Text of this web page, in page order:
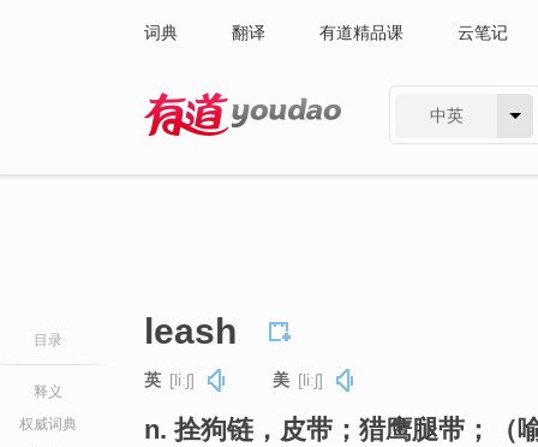
词典 翻译 有道精品课 云笔记
中英
目录
释义
权威词典
leash
英 [liːʃ] 美 [liːʃ]
n. 拴狗链，皮带；猎鹰腿带；（